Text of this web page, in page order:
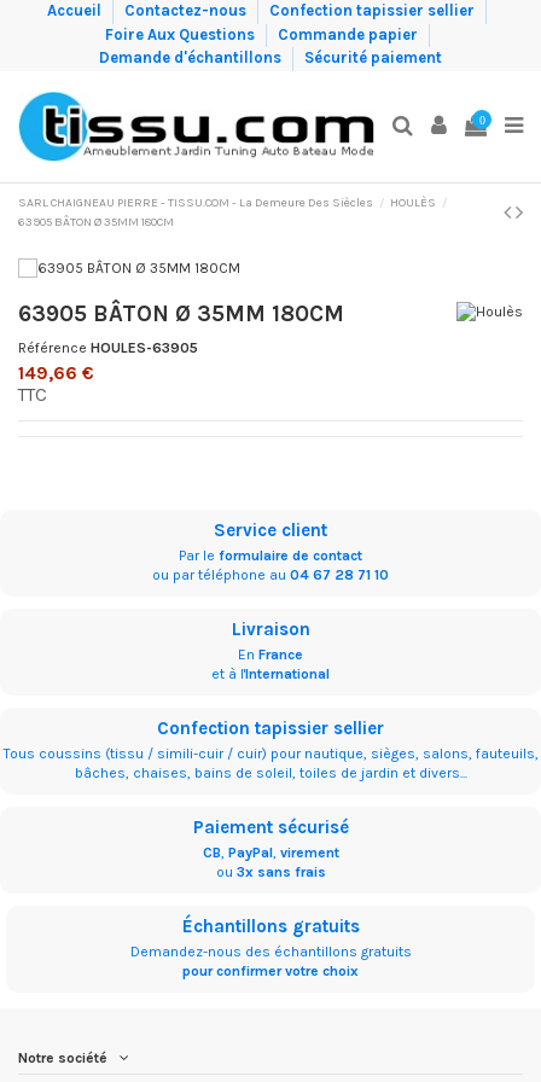
Accueil Contactez-nous
Confection tapissier sellier
Foire Aux Questions
Commande papier
Demande d'échantillons
Sécurité paiement
0
SARL CHAIGNEAU PIERRE - TISSU.COM - La Demeure Des Siècles
HOULÈS
63905 BÂTON Ø 35MM 180CM
63905 BÂTON Ø 35MM 180CM
Référence HOULES-63905
149,66 €
TTC
Service client
Par le formulaire de contact
ou par téléphone au 04 67 28 71 10
Livraison
En France
et à l'International
Confection tapissier sellier
Tous coussins (tissu / simili-cuir / cuir) pour nautique, sièges, salons, fauteuils,
bâches, chaises, bains de soleil, toiles de jardin et divers...
Paiement sécurisé
CB, PayPal, virement
ou 3x sans frais
Échantillons gratuits
Demandez-nous des échantillons gratuits
pour confirmer votre choix
Notre société